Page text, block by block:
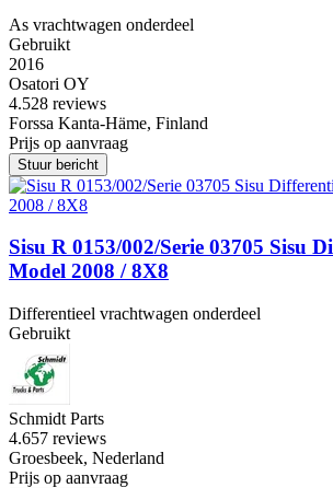
As vrachtwagen onderdeel
Gebruikt
2016
Osatori OY
4.528 reviews
Forssa Kanta-Häme, Finland
Prijs op aanvraag
Stuur bericht
Sisu R 0153/002/Serie 03705 Sisu
Model 2008 / 8X8
Differentieel vrachtwagen onderdeel
Gebruikt
Schmidt Parts
4.657 reviews
Groesbeek, Nederland
Prijs op aanvraag